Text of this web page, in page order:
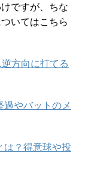
ですが、ちな
いてはこちら
方向に打てる
やバットのメ
は？得意球や投